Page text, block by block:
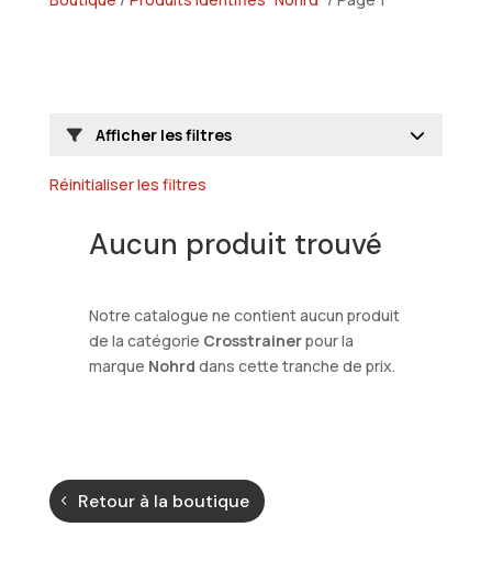
Afficher les filtres
Réinitialiser les filtres
Aucun produit trouvé
Notre catalogue ne contient aucun produit
de la catégorie Crosstrainerpour la
marque Nohrd dans cette tranche de prix.
Retour à la boutique